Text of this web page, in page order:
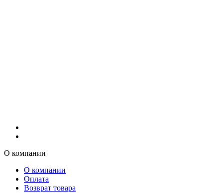
О компании
О компании
Оплата
Возврат товара